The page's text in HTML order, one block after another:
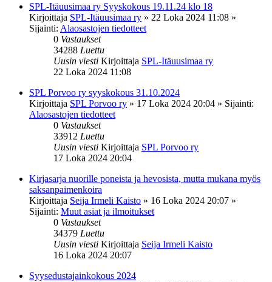
SPL-Itäuusimaa ry Syyskokous 19.11.24 klo 18
Kirjoittaja SPL-Itäuusimaa ry » 22 Loka 2024 11:08 »
Sijainti: Alaosastojen tiedotteet
0 Vastaukset
34288 Luettu
Uusin viesti Kirjoittaja SPL-Itäuusimaa ry
22 Loka 2024 11:08
SPL Porvoo ry syyskokous 31.10.2024
Kirjoittaja SPL Porvoo ry » 17 Loka 2024 20:04 » Sijainti:
Alaosastojen tiedotteet
0 Vastaukset
33912 Luettu
Uusin viesti Kirjoittaja SPL Porvoo ry
17 Loka 2024 20:04
Kirjasarja nuorille poneista ja hevosista, mutta mukana myös
saksanpaimenkoira
Kirjoittaja Seija Irmeli Kaisto » 16 Loka 2024 20:07 »
Sijainti: Muut asiat ja ilmoitukset
0 Vastaukset
34379 Luettu
Uusin viesti Kirjoittaja Seija Irmeli Kaisto
16 Loka 2024 20:07
Syysedustajainkokous 2024